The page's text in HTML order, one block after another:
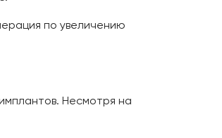
по увеличению
Несмотря на